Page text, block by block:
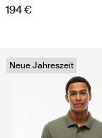
194 €
Neue Jahreszeit